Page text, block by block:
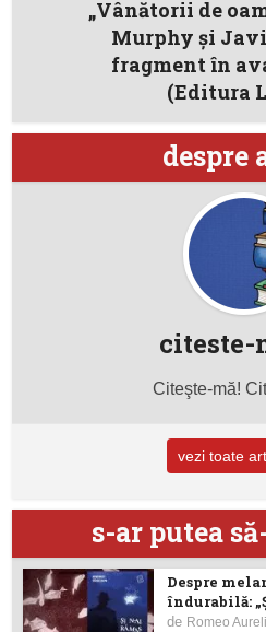
„Vânătorii de
Murphy şi
fragment în
(Editura
despre
citeste-
Citeşte-mă!
vezi toate
s-ar putea
Despre
îndurabilă:
de Romeo